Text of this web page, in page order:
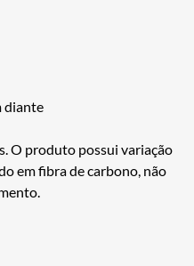
diante
O produto possui variação
em fibra de carbono, não